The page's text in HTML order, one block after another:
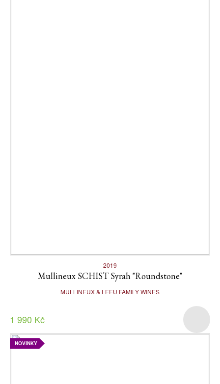
2019
Mullineux SCHIST Syrah "Roundstone"
MULLINEUX & LEEU FAMILY WINES
1 990 Kč
NOVINKY